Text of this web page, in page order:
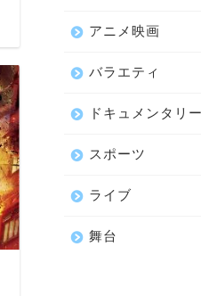
アニメ映画
バラエティ
ドキュメンタリー
スポーツ
ライブ
舞台